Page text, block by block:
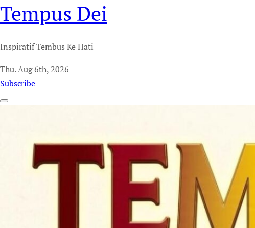
Tempus Dei
Inspiratif Tembus Ke Hati
Thu. Aug 6th, 2026
Subscribe